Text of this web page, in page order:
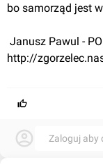
bo samorząd jest
Janusz Pawul -
http://
Zaloguj aby